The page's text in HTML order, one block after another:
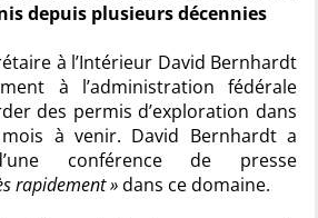
depuis plusieurs décennies
à l’Intérieur David Bernhardt
à l’administration fédérale
des permis d’exploration dans
à venir. David Bernhardt a
conférence de presse
rapidement »dans ce domaine.